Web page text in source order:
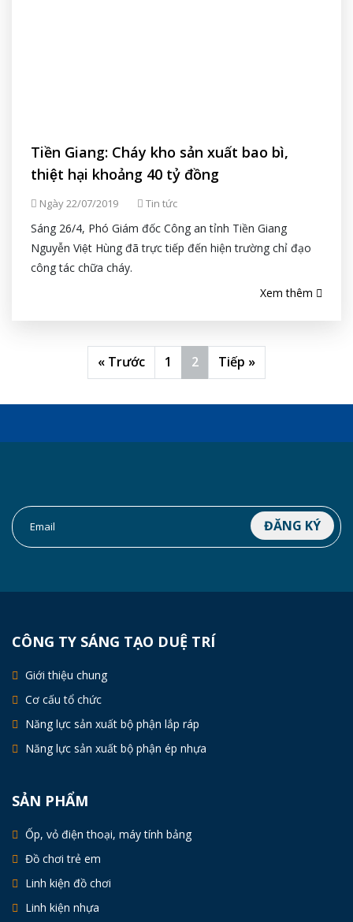
Tiền Giang: Cháy kho sản xuất bao bì,
thiệt hại khoảng 40 tỷ đồng
Ngày 22/07/2019 Tin tức
Sáng 26/4, Phó Giám đốc Công an tỉnh Tiền Giang
Nguyễn Việt Hùng đã trực tiếp đến hiện trường chỉ đạo
công tác chữa cháy.
Xem thêm
« Trước 1 2 Tiếp »
ĐĂNG KÝ
CÔNG TY SÁNG TẠO DUỆ TRÍ
Giới thiệu chung
Cơ cấu tổ chức
Năng lực sản xuất bộ phận lắp ráp
Năng lực sản xuất bộ phận ép nhựa
SẢN PHẨM
Ốp, vỏ điện thoại, máy tính bảng
Đồ chơi trẻ em
Linh kiện đồ chơi
Linh kiện nhựa